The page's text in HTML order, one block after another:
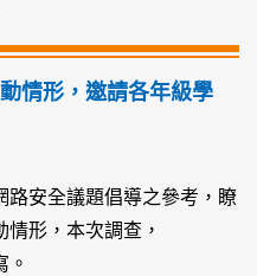
情形，邀請各年級學
路安全議題倡導之參考，瞭
形，本次調查，
。